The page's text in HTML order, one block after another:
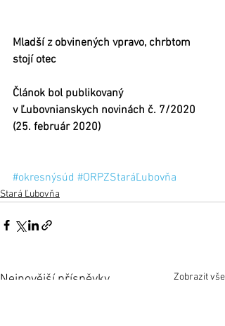
Mladší z obvinených vpravo, chrbtom
stojí otec
Článok bol publikovaný
v Ľubovnianskych novinách č. 7/2020
(25. február 2020)
#okresnýsúd #ORPZStaráĽubovňa
Stará Ľubovňa
Nejnovější příspěvky Zobrazit vše